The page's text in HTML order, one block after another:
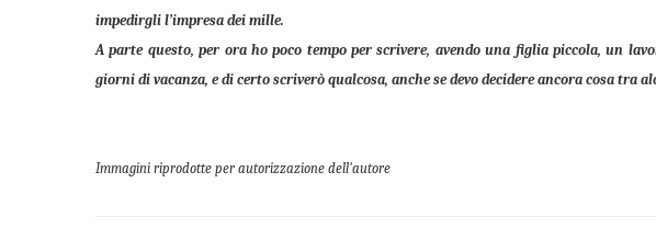
impedirgli l’impresa dei mille.
A parte questo, per ora ho poco tempo per scrivere, avendo una figlia piccola, un
giorni di vacanza, e di certo scriverò qualcosa, anche se devo decidere ancora cosa tra
Immagini riprodotte per autorizzazione dell'autore